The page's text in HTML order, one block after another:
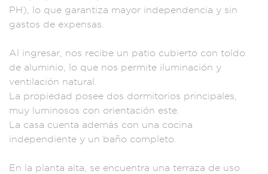
PH), lo que garantiza mayor independencia y sin
gastos de expensas.
Al ingresar, nos recibe un patio cubierto con toldo
de aluminio, lo que nos permite iluminación y
ventilación natural
La propiedad posee dos dormitorios principales,
muy luminosos con orientación este.
La casa cuenta además con una cocina
independiente y un baño comp leto.
En la planta alta, se encuentra una terraza de uso